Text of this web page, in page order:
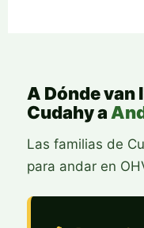
A Dónde van
Cudahy a
Las familias de
para andar en